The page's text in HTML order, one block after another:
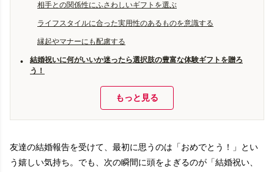
相手との関係性にふさわしいギフトを選ぶ
ライフスタイルに合った実用性のあるものを意識する
縁起やマナーにも配慮する
•
結婚祝いに何がいいか迷ったら選択肢の豊富な体験ギフトを贈ろ
う！
もっと見る
友達の結婚報告を受けて、最初に思うのは「おめでとう！」とい
う嬉しい気持ち。でも、次の瞬間に頭をよぎるのが「結婚祝い、